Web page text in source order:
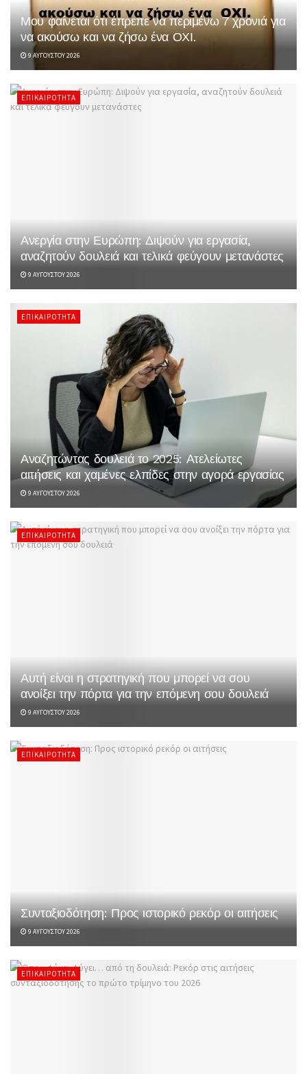
Μου φαίνεται ότι έπρεπε να περιμένω 7 χρονιά για
να ακούσω και να ζήσω ένα ΟΧΙ.
9 ΑΥΓΟΎΣΤΟΥ 2026
ΕΠΙΚΑΙΡΌΤΗΤΑ
Ανεργία στην Ευρώπη: Διψούν για εργασία,
αναζητούν δουλειά και τελικά φεύγουν μετανάστες
9 ΑΥΓΟΎΣΤΟΥ 2026
ΕΠΙΚΑΙΡΌΤΗΤΑ
Αναζητώντας δουλειά το 2025: Ατελείωτες
αιτήσεις και χαμένες ελπίδες στην αγορά εργασίας
9 ΑΥΓΟΎΣΤΟΥ 2026
ΕΠΙΚΑΙΡΌΤΗΤΑ
Αυτή είναι η στρατηγική που μπορεί να σου
ανοίξει την πόρτα για την επόμενη σου δουλειά
9 ΑΥΓΟΎΣΤΟΥ 2026
ΕΠΙΚΑΙΡΌΤΗΤΑ
Συνταξιοδότηση: Προς ιστορικό ρεκόρ οι αιτήσεις
9 ΑΥΓΟΎΣΤΟΥ 2026
ΕΠΙΚΑΙΡΌΤΗΤΑ